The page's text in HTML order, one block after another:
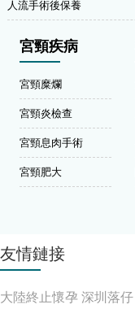
人流手術後保養
宮頸疾病
宮頸糜爛
宮頸炎檢查
宮頸息肉手術
宮頸肥大
友情鏈接
大陸終止懷孕 深圳落仔